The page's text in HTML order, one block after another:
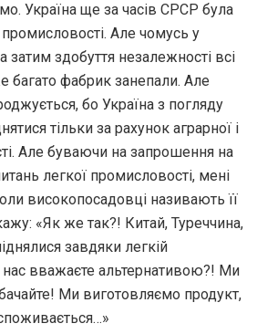
Україна ще за часів СРСР була
Але чомусь у
затим здобуття незалежності всі
багато фабрик занепали. Але
бо Україна з погляду
тільки за рахунок аграрної і
Але буваючи на запрошення на
легкої промисловості, мені
високопосадовці називають її
«Як же так?! Китай, Туреччина,
завдяки легкій
нас вважаєте альтернативою?! Ми
Ми виготовляємо продукт,